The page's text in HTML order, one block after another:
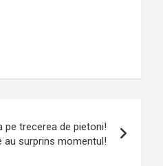
pe trecerea de pietoni!
au surprins momentul!